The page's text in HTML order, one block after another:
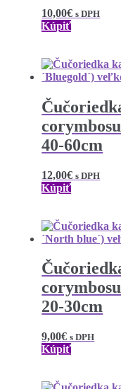
10,00€ s DPH
Kúpiť
40-60cm
12,00€ s DPH
Kúpiť
20-30cm
9,00€ s DPH
Kúpiť